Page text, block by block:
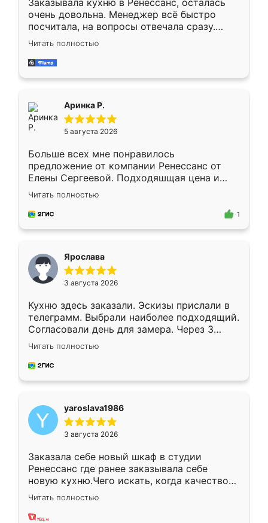
Заказывала кухню в Ренессанс, осталась
очень довольна. Менеджер всё быстро
посчитала, на вопросы отвечала сразу.
Замерщик приехал в субботу, подошёл к
делу со всей ответственностью. Собрали
за день, ребята работали аккуратно, даже
Читать полностью
Аринка Р.
5 августа 2026
Больше всех мне понравилось
предложение от компании Ренессанс от
Елены Сергеевой. Подходяшщая цена и
короткие сроки изготовления. Приехавший
для замера сотрудник Владислав
предложил по моему эскизу самый
Читать полностью
1
Ярослава
3 августа 2026
Кухню здесь заказали. Эскизы прислали в
телеграмм. Выбрали наиболее подходящий.
Согласовали день для замера. Через 3
недели кухня была уже готова. Остались
довольны работой. Спасибо Ренессанс
мебель за качественную работу!
Читать полностью
yaroslava1986
3 августа 2026
Заказала себе новый шкаф в студии
Ренессанс где ранее заказывала себе
новую кухню.Чего искать, когда качеством
вполне довольна. Служит кухня уже почти
два года, нареканий нет.
Читать полностью